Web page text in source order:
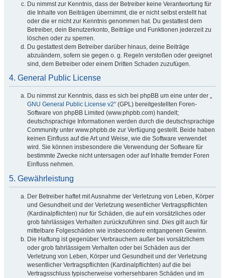
Du nimmst zur Kenntnis, dass der Betreiber keine Verantwortung für
die Inhalte von Beiträgen übernimmt, die er nicht selbst erstellt hat
oder die er nicht zur Kenntnis genommen hat. Du gestattest dem
Betreiber, dein Benutzerkonto, Beiträge und Funktionen jederzeit zu
löschen oder zu sperren.
Du gestattest dem Betreiber darüber hinaus, deine Beiträge
abzuändern, sofern sie gegen o. g. Regeln verstoßen oder geeignet
sind, dem Betreiber oder einem Dritten Schaden zuzufügen.
4. General Public License
Du nimmst zur Kenntnis, dass es sich bei phpBB um eine unter der „
GNU General Public License v2“ (GPL) bereitgestellten Foren-
Software von phpBB Limited (www.phpbb.com) handelt;
deutschsprachige Informationen werden durch die deutschsprachige
Community unter www.phpbb.de zur Verfügung gestellt. Beide haben
keinen Einfluss auf die Art und Weise, wie die Software verwendet
wird. Sie können insbesondere die Verwendung der Software für
bestimmte Zwecke nicht untersagen oder auf Inhalte fremder Foren
Einfluss nehmen.
5. Gewährleistung
Der Betreiber haftet mit Ausnahme der Verletzung von Leben, Körper
und Gesundheit und der Verletzung wesentlicher Vertragspflichten
(Kardinalpflichten) nur für Schäden, die auf ein vorsätzliches oder
grob fahrlässiges Verhalten zurückzuführen sind. Dies gilt auch für
mittelbare Folgeschäden wie insbesondere entgangenen Gewinn.
Die Haftung ist gegenüber Verbrauchern außer bei vorsätzlichem
oder grob fahrlässigem Verhalten oder bei Schäden aus der
Verletzung von Leben, Körper und Gesundheit und der Verletzung
wesentlicher Vertragspflichten (Kardinalpflichten) auf die bei
Vertragsschluss typischerweise vorhersehbaren Schäden und im